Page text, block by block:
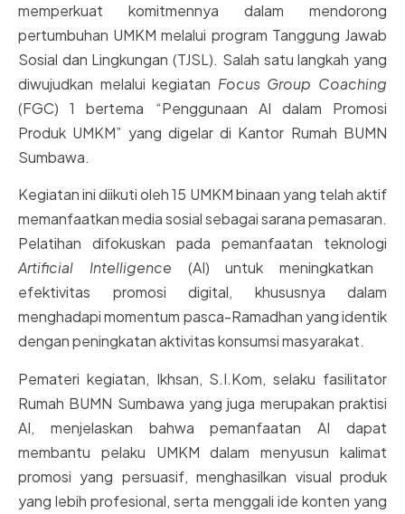
memperkuat komitmennya dalam mendorong
pertumbuhan UMKM melalui program Tanggung Jawab
Sosial dan Lingkungan (TJSL). Salah satu langkah yang
diwujudkan melalui kegiatan Focus Group Coaching
(FGC) 1 bertema “Penggunaan AI dalam Promosi
Produk UMKM” yang digelar di Kantor Rumah BUMN
Sumbawa.
Kegiatan ini diikuti oleh 15 UMKM binaan yang telah aktif
memanfaatkan media sosial sebagai sarana pemasaran.
Pelatihan difokuskan pada pemanfaatan teknologi
Artificial
Intelligence (AI) untuk meningkatkan
efektivitas promosi digital, khususnya dalam
menghadapi momentum pasca-Ramadhan yang identik
dengan peningkatan aktivitas konsumsi masyarakat.
Pemateri kegiatan, Ikhsan, S.I.Kom, selaku fasilitator
Rumah BUMN Sumbawa yang juga merupakan praktisi
AI, menjelaskan bahwa pemanfaatan AI dapat
membantu pelaku UMKM dalam menyusun kalimat
promosi yang persuasif, menghasilkan visual produk
yang lebih profesional, serta menggali ide konten yang